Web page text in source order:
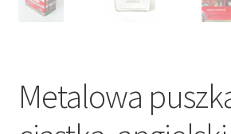
Metalowa